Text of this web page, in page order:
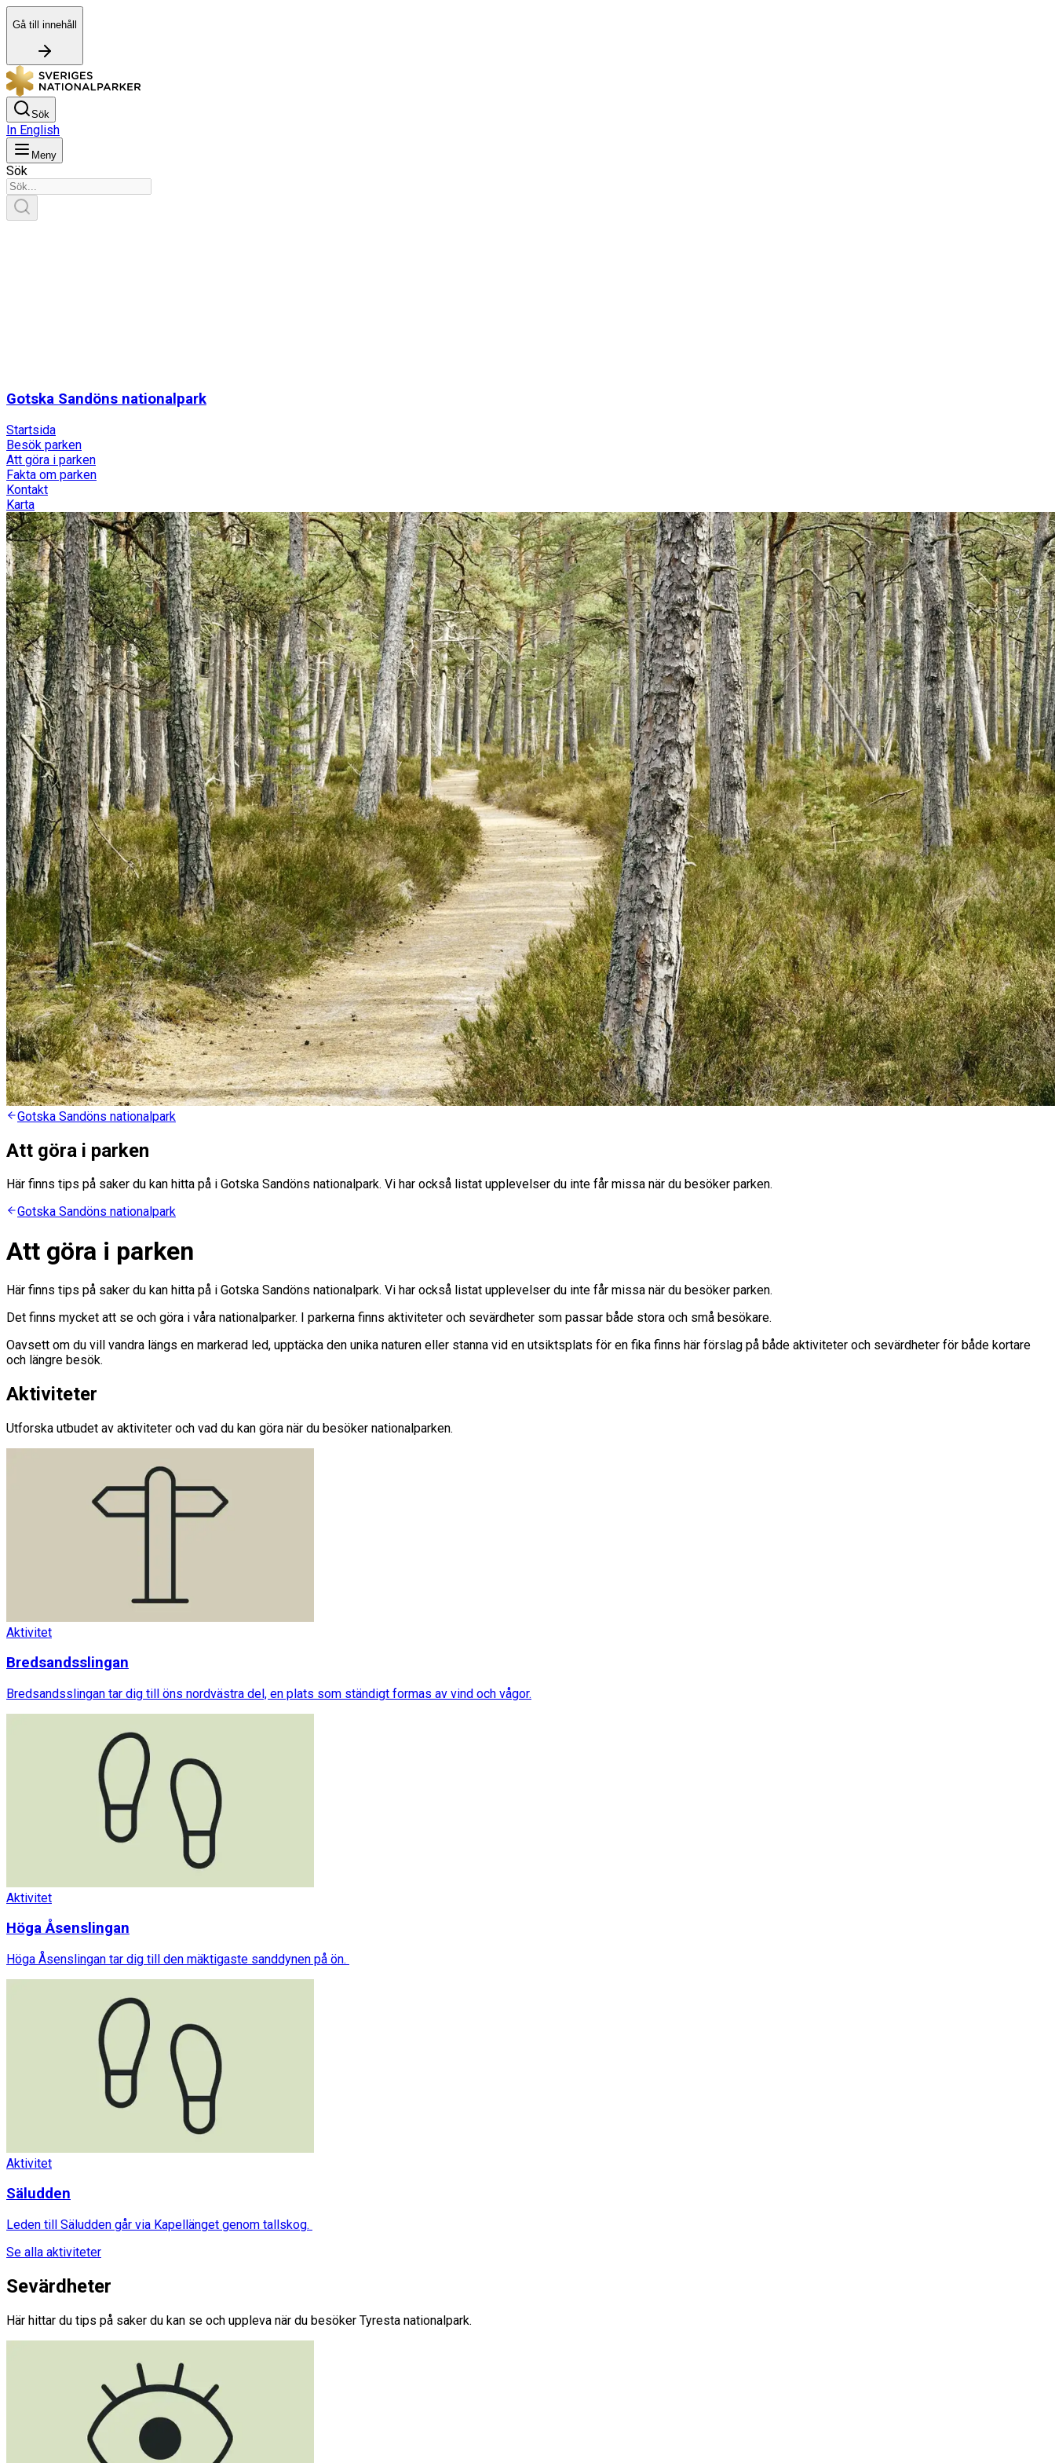
Gå till innehåll
Sök
In English
Meny
Sök
Gotska Sandöns nationalpark
Startsida
Besök parken
Att göra i parken
Fakta om parken
Kontakt
Karta
Gotska Sandöns nationalpark
Att göra i parken
Här finns tips på saker du kan hitta på i Gotska Sandöns nationalpark. Vi har också listat upplevelser du inte får missa när du besöker parken.
Gotska Sandöns nationalpark
Att göra i parken
Här finns tips på saker du kan hitta på i Gotska Sandöns nationalpark. Vi har också listat upplevelser du inte får missa när du besöker parken.
Det finns mycket att se och göra i våra nationalparker. I parkerna finns aktiviteter och sevärdheter som passar både stora och små besökare.
Oavsett om du vill vandra längs en markerad led, upptäcka den unika naturen eller stanna vid en utsiktsplats för en fika finns här förslag på både aktiviteter och sevärdheter för både kortare
och längre besök.
Aktiviteter
Utforska utbudet av aktiviteter och vad du kan göra när du besöker nationalparken.
Aktivitet
Bredsandsslingan
Bredsandsslingan tar dig till öns nordvästra del, en plats som ständigt formas av vind och vågor.
Aktivitet
Höga Åsenslingan
Höga Åsenslingan tar dig till den mäktigaste sanddynen på ön.
Aktivitet
Säludden
Leden till Säludden går via Kapellänget genom tallskog.
Se alla aktiviteter
Sevärdheter
Här hittar du tips på saker du kan se och uppleva när du besöker Tyresta nationalpark.